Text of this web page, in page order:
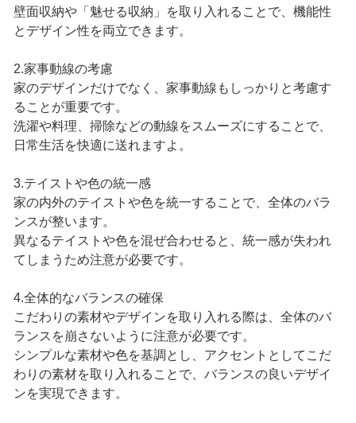
壁面収納や「魅せる収納」を取り入れることで、機能性
とデザイン性を両立できます。
2.家事動線の考慮
家のデザインだけでなく、家事動線もしっかりと考慮す
ることが重要です。
洗濯や料理、掃除などの動線をスムーズにすることで、
日常生活を快適に送れますよ。
3.テイストや色の統一感
家の内外のテイストや色を統一することで、全体のバラ
ンスが整います。
異なるテイストや色を混ぜ合わせると、統一感が失われ
てしまうため注意が必要です。
4.全体的なバランスの確保
こだわりの素材やデザインを取り入れる際は、全体のバ
ランスを崩さないように注意が必要です。
シンプルな素材や色を基調とし、アクセントとしてこだ
わりの素材を取り入れることで、バランスの良いデザイ
ンを実現できます。